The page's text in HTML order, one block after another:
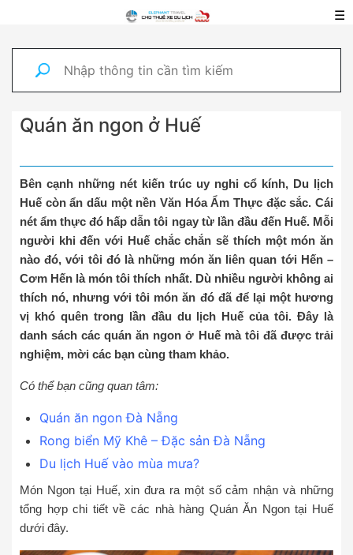
☰
Quán ăn ngon ở Huế
Bên cạnh những nét kiến trúc uy nghi cổ kính, Du lịch
Huế còn ẩn dấu một nền Văn Hóa Ẩm Thực đặc sắc. Cái
nét ẩm thực đó hấp dẫn tôi ngay từ lần đầu đến Huế. Mỗi
người khi đến với Huế chắc chắn sẽ thích một món ăn
nào đó, với tôi đó là những món ăn liên quan tới Hến –
Cơm Hến là món tôi thích nhất. Dù nhiều người không ai
thích nó, nhưng với tôi món ăn đó đã để lại một hương
vị khó quên trong lần đầu du lịch Huế của tôi. Đây là
danh sách các quán ăn ngon ở Huế mà tôi đã được trải
nghiệm, mời các bạn cùng tham khảo.
Có thể bạn cũng quan tâm:
Quán ăn ngon Đà Nẵng
Rong biển Mỹ Khê – Đặc sản Đà Nẵng
Du lịch Huế vào mùa mưa?
Món Ngon tại Huế, xin đưa ra một số cảm nhận và những
tổng hợp chi tiết về các nhà hàng Quán Ăn Ngon tại Huế
dưới đây.